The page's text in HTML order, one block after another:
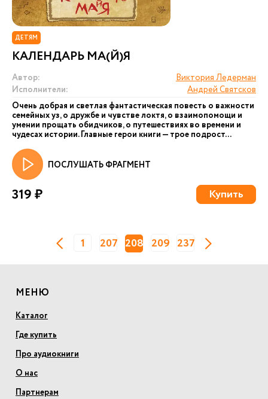
ДЕТЯМ
КАЛЕНДАРЬ МА(Й)Я
Автор:
Виктория Ледерман
Исполнители:
Андрей Святсков
Очень добрая и светлая фантастическая повесть о важности
семейных уз, о дружбе и чувстве локтя, о взаимопомощи и
умении прощать обидчиков, о путешествиях во времени и
чудесах истории. Главные герои книги — трое подрост...
ПОСЛУШАТЬ ФРАГМЕНТ
319 ₽ Купить
1 207 208 209 237
МЕНЮ
Каталог
Где купить
Про аудиокниги
О нас
Партнерам